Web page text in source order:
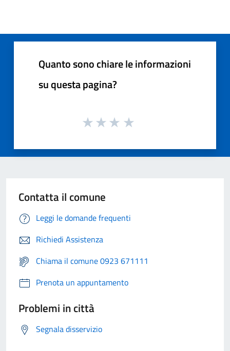
Quanto sono chiare le informazioni
su questa pagina?
Contatta il comune
Leggi le domande frequenti
Richiedi Assistenza
Chiama il comune 0923 671111
Prenota un appuntamento
Problemi in città
Segnala disservizio